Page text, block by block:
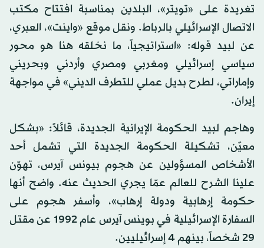
تغريدة على «تويتر»، البلدين بمناسبة افتتاح مكتب
الاتصال الإسرائيلي بالرباط. ونقل موقع «واينت»، العبري،
عن لبيد قوله: «استراتيجياً، ما نخلقه هنا هو محور
سياسي إسرائيلي ومغربي ومصري وأردني وبحريني
وإماراتي، لطرح بديل عملي للتطرف الديني» في مواجهة
إيران.
وهاجم لبيد الحكومة الإيرانية الجديدة، قائلاً: «بشكل
معيّن، تشكيلة الحكومة الجديدة التي تشمل أحد
الأشخاص المسؤولين عن هجوم بيونس آيرس، تهوّن
علينا الشرح للعالم عمّا يجري الحديث عنه. واضح أنها
حكومة إرهابية ودولة إرهاب»، وأسفر هجوم على
السفارة الإسرائيلية في بوينس آيرس عام 1992 عن مقتل
29 شخصاً، بينهم 4 إسرائيليين.